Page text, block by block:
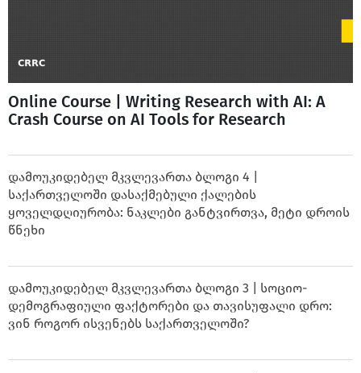
Online Course | Writing Research with AI: A
Crash Course on AI Tools for Research
დამოუკიდებელ მკვლევართა ბლოგი 4 |
საქართველოში დასაქმებული ქალების
ყოველდღიურობა: ნაკლები განტვირთვა, მეტი დროის
წნეხი
დამოუკიდებელ მკვლევართა ბლოგი 3 | სოციო-
დემოგრაფიული ფაქტორები და თავისუფალი დრო:
ვინ როგორ ისვენებს საქართველოში?